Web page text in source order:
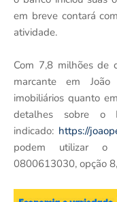
em breve contará
atividade.
Com 7,8 milhões de
marcante em João
imobiliários quanto
detalhes sobre o
indicado: https://
podem utilizar o
0800613030, opção